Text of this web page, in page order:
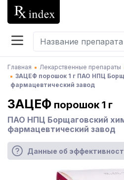
Главная Лекарственные препараты
ЗАЦЕФ порошок 1 г ПАО НПЦ
фармацевтический завод
ЗАЦЕФ порошок 1 г
ПАО НПЦ Борщаговский
фармацевтический завод
Данные об